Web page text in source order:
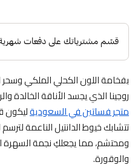
بفخامة اللون الكحلي الملكي
روجينا الذي يجسد الأناقة
متجر فساتين في السعوديةليكون
تتشابك خيوط الدانتيل الناعمة
ومحتشم، مما يجعلكِ نجمة السهرة
والوقورة.